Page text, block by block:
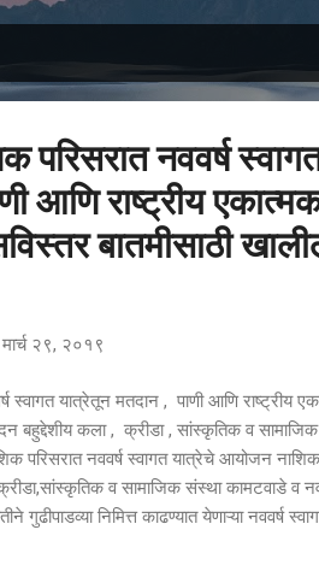
परिसरात नववर्ष
आणि राष्ट्रीय
बातमीसाठी
मार्च २९, २०१९
स्वागत यात्रेतून मतदान , पाणी आणि राष्ट्रीय
बहुद्देशीय कला , क्रीडा , सांस्कृतिक व
परिसरात नववर्ष स्वागत यात्रेचे आयोजन
व सामाजिक संस्था कामटवाडे व
गुढीपाडव्या निमित्त काढण्यात येणाऱ्या नववर्ष